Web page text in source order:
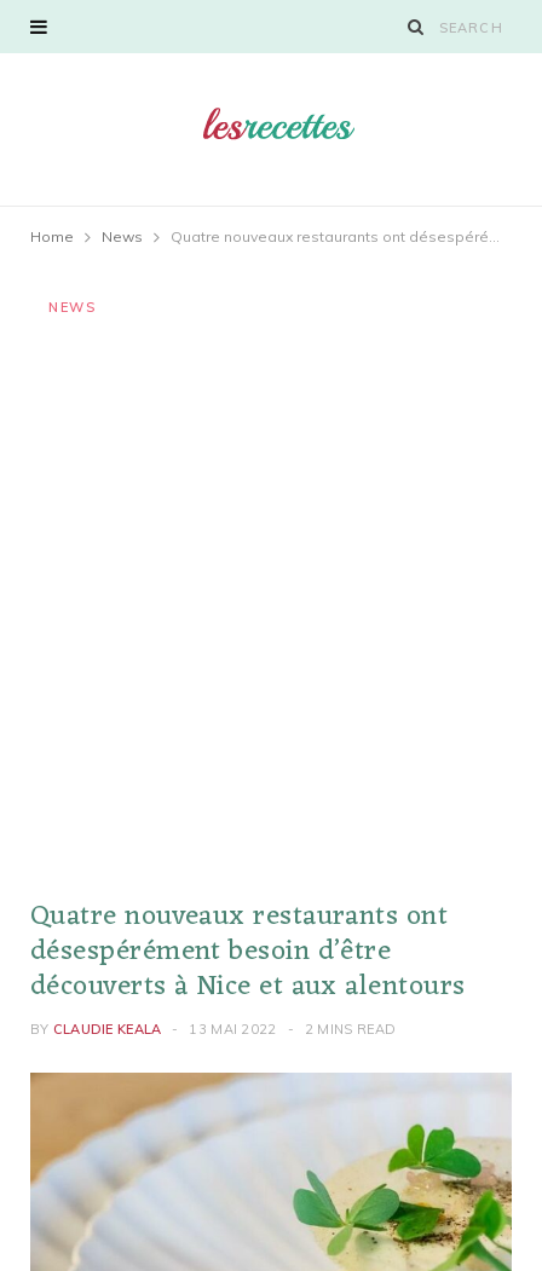
Home News Quatre nouveaux restaurants ont désespérément besoin d’être découverts à Nice et aux alentours
NEWS
Quatre nouveaux restaurants ont
désespérément besoin d’être
découverts à Nice et aux alentours
BY CLAUDIE KEALA 13 MAI 2022 2 MINS READ